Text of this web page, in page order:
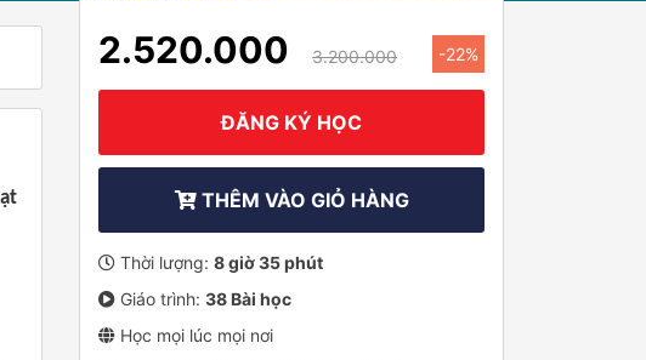
2.520.000 3.200.000 -22%
ĐĂNG KÝ HỌC
THÊM VÀO GIỎ HÀNG
Thời lượng: 8 giờ 35 phút
Giáo trình: 38 Bài học
Học mọi lúc mọi nơi